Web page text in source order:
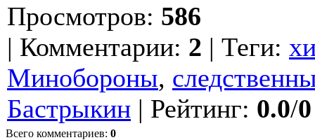
Просмотров: 586
| Комментарии: 2 | Теги:
Минобороны,
Бастрыкин | Рейтинг: 0.0/0
Всего комментариев: 0